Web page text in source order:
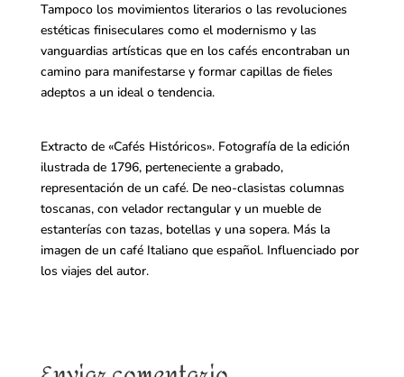
Tampoco los movimientos literarios o las revoluciones
estéticas finiseculares como el modernismo y las
vanguardias artísticas que en los cafés encontraban un
camino para manifestarse y formar capillas de fieles
adeptos a un ideal o tendencia.
Extracto de «Cafés Históricos». Fotografía de la edición
ilustrada de 1796, perteneciente a grabado,
representación de un café. De neo-clasistas columnas
toscanas, con velador rectangular y un mueble de
estanterías con tazas, botellas y una sopera. Más la
imagen de un café Italiano que español. Influenciado por
los viajes del autor.